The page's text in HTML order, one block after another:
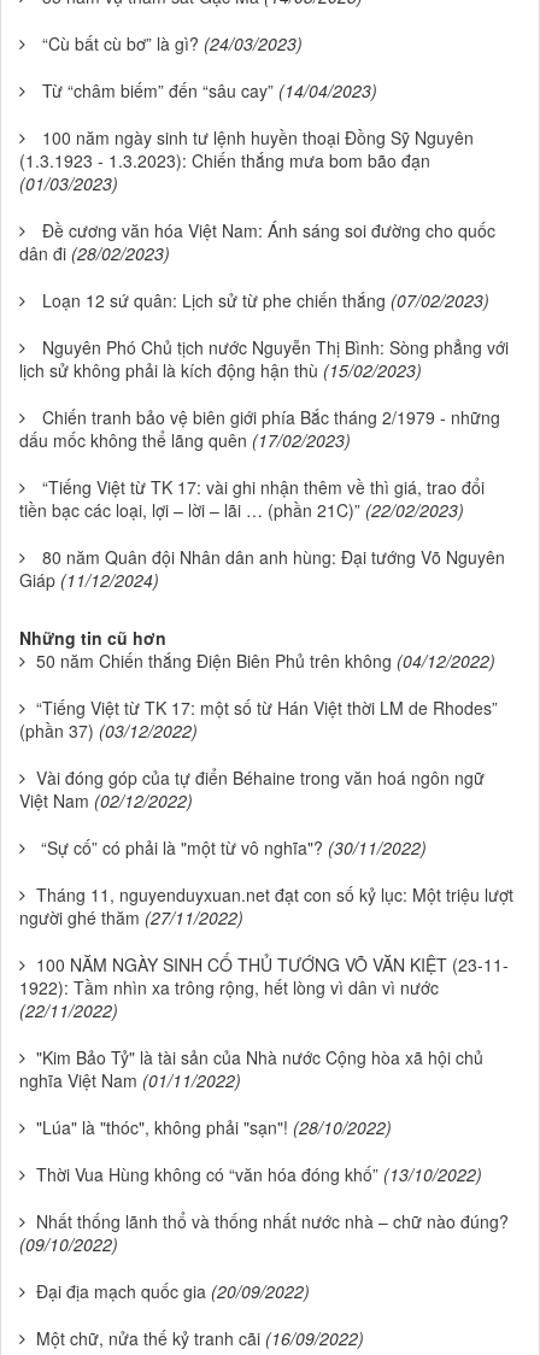
“Cù bất cù bơ” là gì? (24/03/2023)
Từ “châm biếm” đến “sâu cay” (14/04/2023)
100 năm ngày sinh tư lệnh huyền thoại Đồng Sỹ Nguyên
(1.3.1923 - 1.3.2023): Chiến thắng mưa bom bão đạn
(01/03/2023)
Đề cương văn hóa Việt Nam: Ánh sáng soi đường cho quốc
dân đi (28/02/2023)
Loạn 12 sứ quân: Lịch sử từ phe chiến thắng (07/02/2023)
Nguyên Phó Chủ tịch nước Nguyễn Thị Bình: Sòng phẳng với
lịch sử không phải là kích động hận thù (15/02/2023)
Chiến tranh bảo vệ biên giới phía Bắc tháng 2/1979 - những
dấu mốc không thể lãng quên (17/02/2023)
“Tiếng Việt từ TK 17: vài ghi nhận thêm về thì giá, trao đổi
tiền bạc các loại, lợi – lời – lãi … (phần 21C)” (22/02/2023)
80 năm Quân đội Nhân dân anh hùng: Đại tướng Võ Nguyên
Giáp (11/12/2024)
Những tin cũ hơn
50 năm Chiến thắng Điện Biên Phủ trên không (04/12/2022)
“Tiếng Việt từ TK 17: một số từ Hán Việt thời LM de Rhodes”
(phần 37) (03/12/2022)
Vài đóng góp của tự điển Béhaine trong văn hoá ngôn ngữ
Việt Nam (02/12/2022)
“Sự cố” có phải là "một từ vô nghĩa"? (30/11/2022)
Tháng 11, nguyenduyxuan.net đạt con số kỷ lục: Một triệu lượt
người ghé thăm (27/11/2022)
100 NĂM NGÀY SINH CỐ THỦ TƯỚNG VÕ VĂN KIỆT (23-11-
1922): Tầm nhìn xa trông rộng, hết lòng vì dân vì nước
(22/11/2022)
"Kim Bảo Tỷ" là tài sản của Nhà nước Cộng hòa xã hội chủ
nghĩa Việt Nam (01/11/2022)
"Lúa" là "thóc", không phải "sạn"! (28/10/2022)
Thời Vua Hùng không có “văn hóa đóng khố” (13/10/2022)
Nhất thống lãnh thổ và thống nhất nước nhà – chữ nào đúng?
(09/10/2022)
Đại địa mạch quốc gia (20/09/2022)
Một chữ, nửa thế kỷ tranh cãi (16/09/2022)